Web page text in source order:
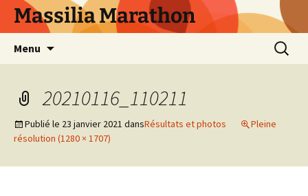
AllerMassilia Marathon
Menu
20210116_110211
Publié le 23 janvier 2021 dansRésultats et photos
Pleine
résolution (1280 × 1707)